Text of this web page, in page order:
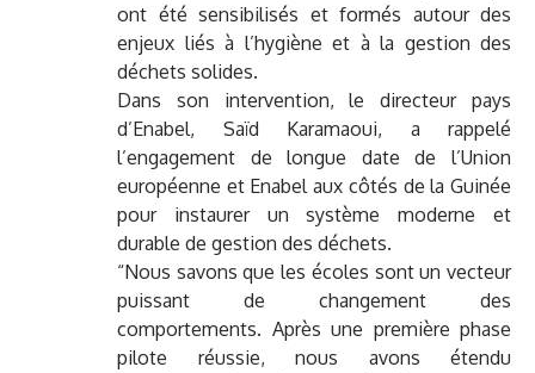
ont été sensibilisés et formés autour des
enjeux liés à l’hygiène et à la gestion des
déchets solides.
Dans son intervention, le directeur pays
d’Enabel, Saïd Karamaoui, a rappelé
l’engagement de longue date de l’Union
européenne et Enabel aux côtés de la Guinée
pour instaurer un système moderne et
durable de gestion des déchets.
“Nous savons que les écoles sont un vecteur
puissant de changement des
comportements. Après une première phase
pilote réussie, nous avons étendu